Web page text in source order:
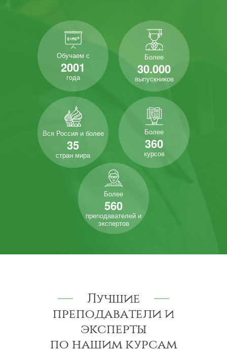
Обучаем с
2001
года
Более
30.000
выпускников
Вся Россия и более
35
стран мира
Более
360
курсов
Более
560
преподавателей и
экспертов
Лучшие
преподаватели и
эксперты
по нашим курсам